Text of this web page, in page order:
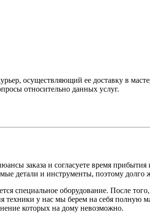
осуществляющий ее доставку в
относительно данных услуг.
заказа и согласуете время
детали и инструменты, поэтому долго
специальное оборудование. После
у нас мы берем на себя полную
которых на дому невозможно.